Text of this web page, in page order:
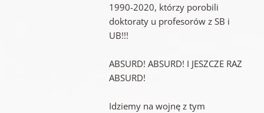
1990-2020, którzy porobili
doktoraty u profesorów z SB i
UB!!!
ABSURD! ABSURD! I JESZCZE RAZ
ABSURD!
Idziemy na wojnę z tym